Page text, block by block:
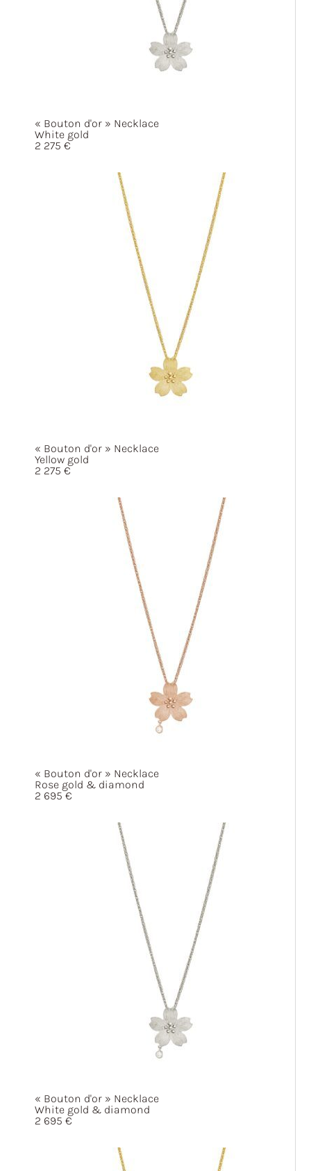
« Bouton d'or » Necklace
White gold
2 275 €
« Bouton d'or » Necklace
Yellow gold
2 275 €
« Bouton d'or » Necklace
Rose gold & diamond
2 695€
« Bouton d'or » Necklace
White gold & diamond
2 695 €